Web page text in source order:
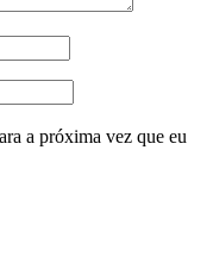
a próxima vez que eu